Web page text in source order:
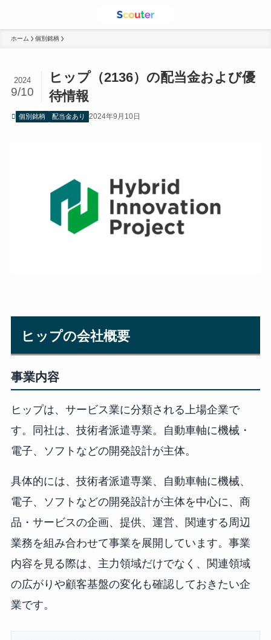
ホーム 個別銘柄
ヒップ（2136）の配当金および優
待情報
2024
9/10
個別銘柄 配当金あり 2024年9月10日
ヒップの会社概要
事業内容
ヒップは、サービス業に分類される上場企業で
す。同社は、技術者派遣専業。自動車軸に機械・
電子、ソフトなどの開発設計が主体。
具体的には、技術者派遣専業、自動車軸に機械、
電子、ソフトなどの開発設計が主体を中心に、商
品・サービスの企画、提供、運営、関連する周辺
業務を組み合わせて事業を展開しています。事業
内容を見る際は、主力領域だけでなく、関連領域
の広がりや顧客基盤の変化も確認しておきたい企
業です。